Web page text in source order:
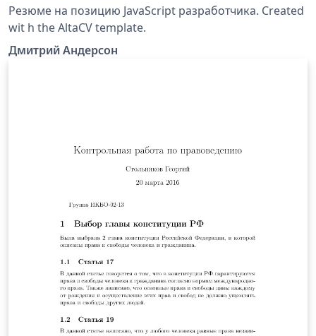
Резюме на позицию JavaScript разработчика. Created
wit h the AltaCV template.
Дмитрий Андерсон